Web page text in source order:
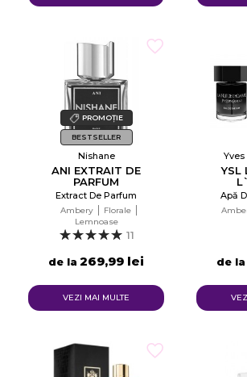
PROMOȚIE
BESTSELLER
Nishane
ANI EXTRAIT DE
PARFUM
Extract De Parfum
Ambery
Florale
Lemnoase
11
de la 269,99 lei
VEZI MAI MULTE
YSL
Apă
de la